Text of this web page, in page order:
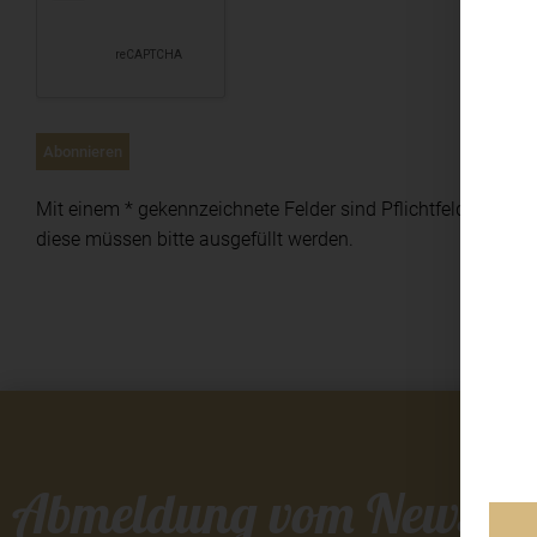
Mit einem * gekennzeichnete Felder sind Pflichtfelder,
diese müssen bitte ausgefüllt werden.
Abmeldung vom